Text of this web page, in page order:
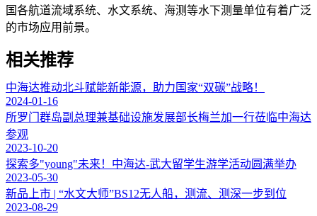
国各航道流域系统、水文系统、海测等水下测量单位有着广泛
的市场应用前景。
相关推荐
中海达推动北斗赋能新能源，助力国家“双碳”战略！
2024-01-16
所罗门群岛副总理兼基础设施发展部长梅兰加一行莅临中海达
参观
2023-10-20
探索多"young"未来！中海达-武大留学生游学活动圆满举办
2023-05-30
新品上市 | “水文大师”BS12无人船，测流、测深一步到位
2023-08-29